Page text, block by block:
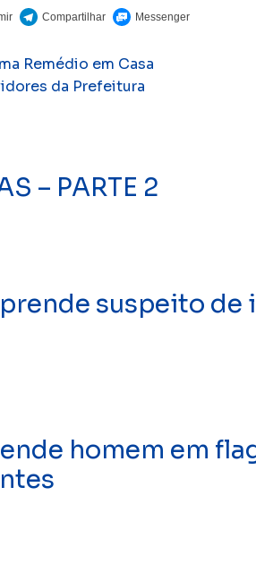
Remédio em Casa
da Prefeitura
– PARTE 2
suspeito
homem em